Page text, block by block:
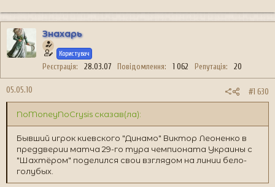
Знахарь
Користувач
Реєстрація 28.03.07 Повідомлення 1 062 Репутація 20
05.05.10 #1 630
NoMoneyNoCrysis сказав(ла):
Бывший игрок киевского "Динамо" Виктор Леоненко в
преддверии матча 29-го тура чемпионата Украины с
"Шахтёром" поделился свои взглядом на линии бело-
голубых.